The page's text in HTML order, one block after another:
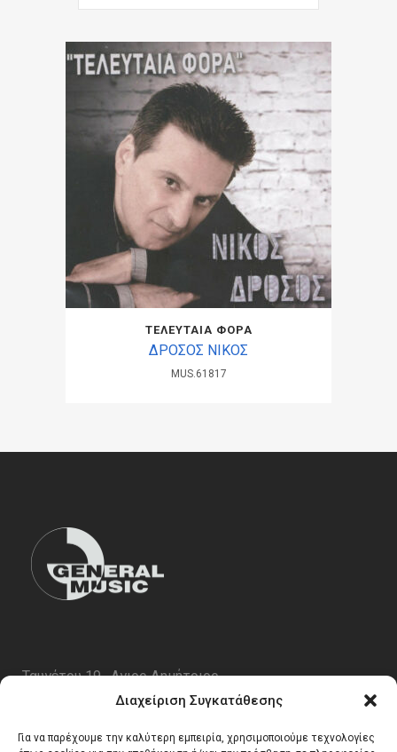
Διαχείριση Συγκατάθεσης
Για να παρέχουμε την καλύτερη εμπειρία, χρησιμοποιούμε τεχνολογίες
ΤΕΛΕΥΤΑΙΑ ΦΟΡΑ
ΔΡΟΣΟΣ ΝΙΚΟΣ
MUS.61817
Ταυγέτου 19 , Αγιος Δημήτριος
email:info@generalmusic.gr